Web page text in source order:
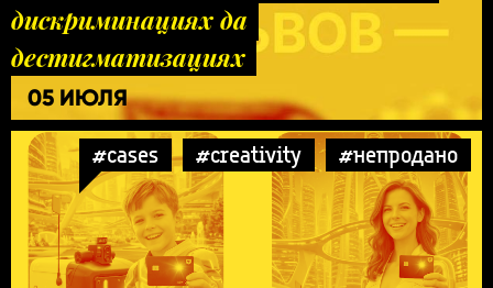
дискриминациях да
дестигматизациях
05 ИЮЛЯ
#cases #creativity #непродано